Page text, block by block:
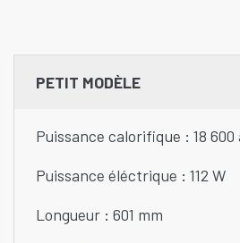
PETIT MODÈLE
Puissance calorifique : 18 600
Puissance éléctrique : 112 W
Longueur : 601 mm